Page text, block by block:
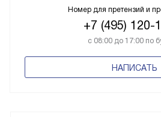
Номер для претензий и
+7 (495) 120-
с 08:00 до 17:00 по
НАПИСАТЬ